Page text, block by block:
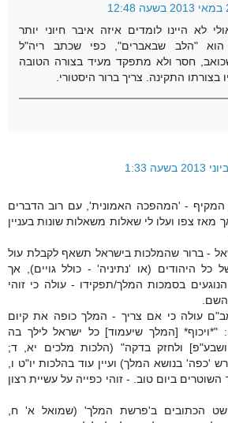
לא היינו לומדים איזה איבר חיוני יותר
"הלב שבאברים", כפי שכתב ריה"ל
חסר ולא מתפקד מעיד בצורה הטובה
בצורתו התקינה. צריך ברור היסטורי.
- 'המהפכה האמונית', עם רוב הדברים
מאז צפו ועלו לי שאלות משאלות שונות בעניין
- ברור שהמלכות בישראל תשאף לקבלת עול
כל היהודים (או 'נתיניה' - כולל גויים), אך
בסמכות המלך/תפקידו - עולה כי זוהי
עולה כי אם צריך - המלך כופה את קיום
[המלך שיעמוד] כל ישראל לילך בה
ולחזק בדקה" (הלכות מלכים יא, ד;
'כפה' בנושא המלך) ועיין עוד בהלכות יו"ט ו,
השוטרים ביום טוב. - זוהי כפייה על עשיית רצון
הכתובים ב'פרשת המלך' (שמואל א' ח,